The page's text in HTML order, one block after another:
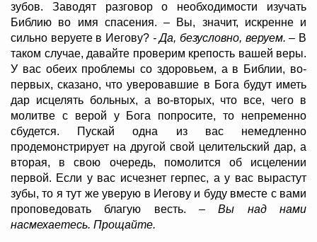
зубов. Заводят разговор о необходимости изучать
Библию во имя спасения. – Вы, значит, искренне и
сильно веруете в Иегову? - Да, безусловно, веруем. – В
таком случае, давайте проверим крепость вашей веры.
У вас обеих проблемы со здоровьем, а в Библии, во-
первых, сказано, что уверовавшие в Бога будут иметь
дар исцелять больных, а во-вторых, что все, чего в
молитве с верой у Бога попросите, то непременно
сбудется. Пускай одна из вас немедленно
продемонстрирует на другой свой целительский дар, а
вторая, в свою очередь, помолится об исцелении
первой. Если у вас исчезнет герпес, а у вас вырастут
зубы, то я тут же уверую в Иегову и буду вместе с вами
проповедовать благую весть. – Вы над нами
насмехаетесь. Прощайте.